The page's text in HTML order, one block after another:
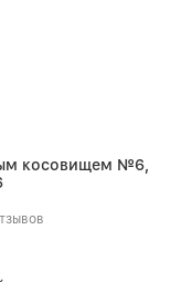
косовищем №6,